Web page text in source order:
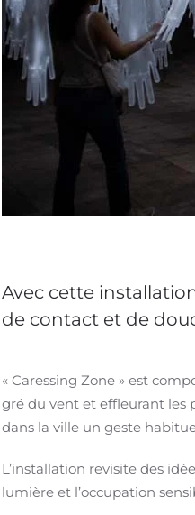
Avec cette
de contact et de
« Caressing Zone » est
gré du vent et effleurant les
dans la ville un geste
L’installation revisite des
lumière et l’occupation